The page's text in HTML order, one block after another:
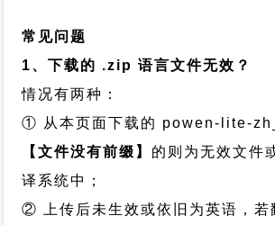
常见问题
1、下载的 .zip 语言文件无效？
情况有两种：
① 从本页面下载的 powen-lite-
【文件没有前缀】 的则为无效文件
译系统中；
② 上传后未生效或依旧为英语，若